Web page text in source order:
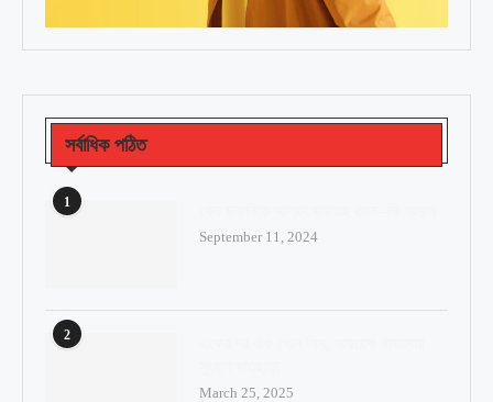
সর্বাধিক পঠিত
1
September 11, 2024
2
March 25, 2025